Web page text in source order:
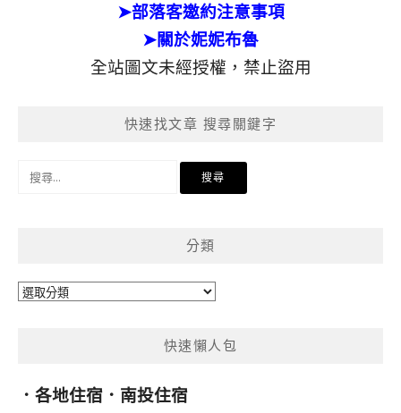
➤部落客邀約注意事項
➤關於妮妮布魯
全站圖文未經授權，禁止盜用
快速找文章 搜尋關鍵字
分類
分
快速懶人包
． 各地住宿 ． 南投住宿